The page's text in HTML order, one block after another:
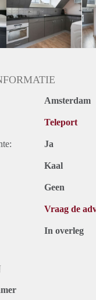
Amsterdam
Teleport
Ja
Kaal
Geen
Vraag de
In overleg